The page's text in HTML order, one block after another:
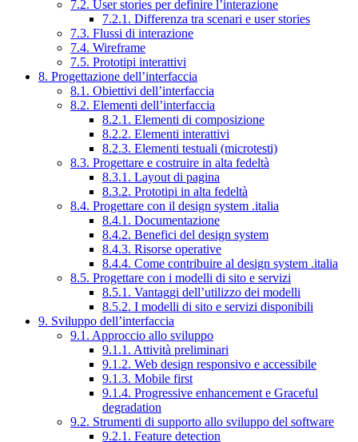
7.2. User stories per definire l’interazione
7.2.1. Differenza tra scenari e user stories
7.3. Flussi di interazione
7.4. Wireframe
7.5. Prototipi interattivi
8. Progettazione dell’interfaccia
8.1. Obiettivi dell’interfaccia
8.2. Elementi dell’interfaccia
8.2.1. Elementi di composizione
8.2.2. Elementi interattivi
8.2.3. Elementi testuali (microtesti)
8.3. Progettare e costruire in alta fedeltà
8.3.1. Layout di pagina
8.3.2. Prototipi in alta fedeltà
8.4. Progettare con il design system .italia
8.4.1. Documentazione
8.4.2. Benefici del design system
8.4.3. Risorse operative
8.4.4. Come contribuire al design system .italia
8.5. Progettare con i modelli di sito e servizi
8.5.1. Vantaggi dell’utilizzo dei modelli
8.5.2. I modelli di sito e servizi disponibili
9. Sviluppo dell’interfaccia
9.1. Approccio allo sviluppo
9.1.1. Attività preliminari
9.1.2. Web design responsivo e accessibile
9.1.3. Mobile first
9.1.4. Progressive enhancement e Graceful
degradation
9.2. Strumenti di supporto allo sviluppo del software
9.2.1. Feature detection